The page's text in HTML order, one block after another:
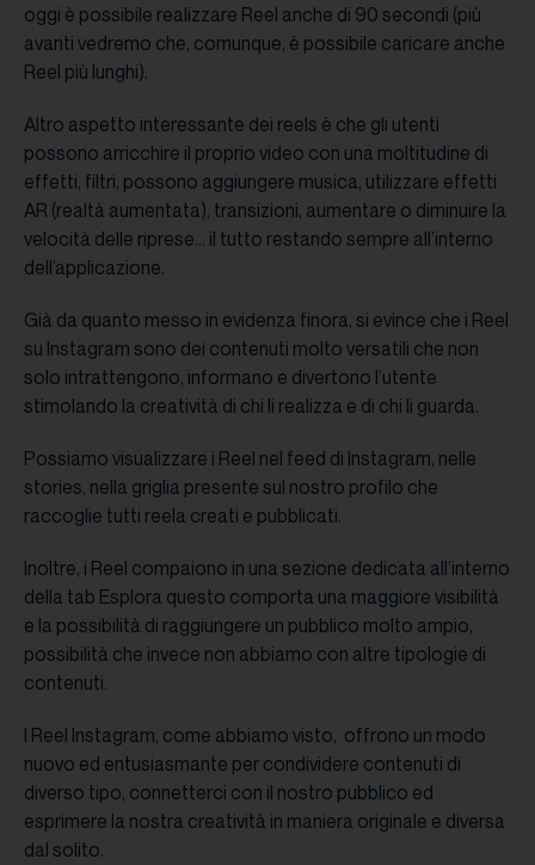
oggi è possibile realizzare Reel anche di 90 secondi (più
avanti vedremo che, comunque, è possibile caricare anche
Reel più lunghi).
Altro aspetto interessante dei reels è che gli utenti
possono arricchire il proprio video con una moltitudine di
effetti, filtri, possono aggiungere musica, utilizzare effetti
AR (realtà aumentata), transizioni, aumentare o diminuire la
velocità delle riprese… il tutto restando sempre all’interno
dell’applicazione.
Già da quanto messo in evidenza finora, si evince che i Reel
su Instagram sono dei contenuti molto versatili che non
solo intrattengono, informano e divertono l’utente
stimolando la creatività di chi li realizza e di chi li guarda.
Possiamo visualizzare i Reel nel feed di Instagram, nelle
stories, nella griglia presente sul nostro profilo che
raccoglie tutti reela creati e pubblicati.
Inoltre, i Reel compaiono in una sezione dedicata all’interno
della tab Esplora questo comporta una maggiore visibilità
e la possibilità di raggiungere un pubblico molto ampio,
possibilità che invece non abbiamo con altre tipologie di
contenuti.
I Reel Instagram, come abbiamo visto, offrono un modo
nuovo ed entusiasmante per condividere contenuti di
diverso tipo, connetterci con il nostro pubblico ed
esprimere la nostra creatività in maniera originale e diversa
dal solito.